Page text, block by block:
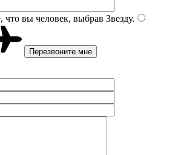
что вы человек, выбрав Звезду.